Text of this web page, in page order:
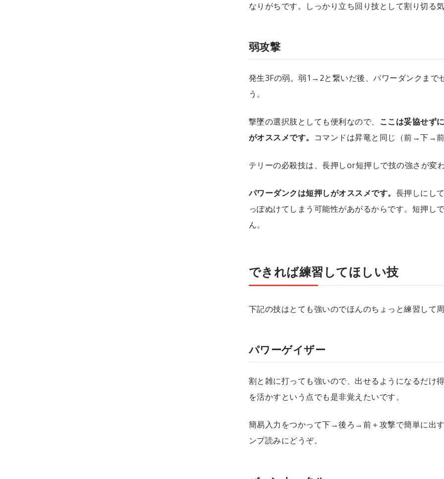
なりがちです。しっかり立ち回り技として割り切る
弱攻撃
発生3Fの弱。弱1→2と繋いだ後、パワーダンクまで
う。
撃墜の選択肢としても便利なので、
ここは妥協せず
がオススメです。 コマンドは昇竜と同じ（前→下→前
テリーの必殺技は、長押しor短押しで技の強さが変わ
パワーダンクは短押しがオススメです。 長押しにし
っぽぬけてしまう可能性があがるからです。短押し
ん。
できれば練習してほしい技
下記の技はとても強いのでほんのちょっと練習して
パワーゲイザー
割と雑に打っても強いので、出せるようになるだけ
を活かすという点でも是非覚えたいです。
簡易入力をつかって下→後ろ→前＋攻撃で簡単に出
ンプ読みにどうぞ。